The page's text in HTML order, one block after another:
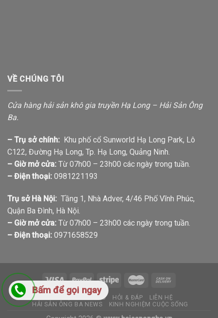
VỀ CHÚNG TÔI
Cửa hàng hải sản khô gia truyền Hạ Long – Hải Sản Ông
Ba.
– Trụ sở chính: Khu phố cổ Sunworld Hạ Long Park, Lô
C122, Đường Hạ Long, Tp. Hạ Long, Quảng Ninh.
– Giờ mở cửa: Từ 07h00 – 23h00 các ngày trong tuần.
– Điện thoại: 0981221193
Trụ sở Hà Nội: Tầng 1, Nhà Adver, 4/46 Phố Vĩnh Phúc,
Quận Ba Đình, Hà Nội.
– Giờ mở cửa: Từ 07h00 – 23h00 các ngày trong tuần.
– Điện thoại: 0971658529
GIỚI THIỆU TIN TỨC HỎI & ĐÁP
LIÊN HỆ
HẢI SẢN ÔNG BA NEWS
KINH NGHIỆM CUỘC SỐNG
Bấm để gọi ngay